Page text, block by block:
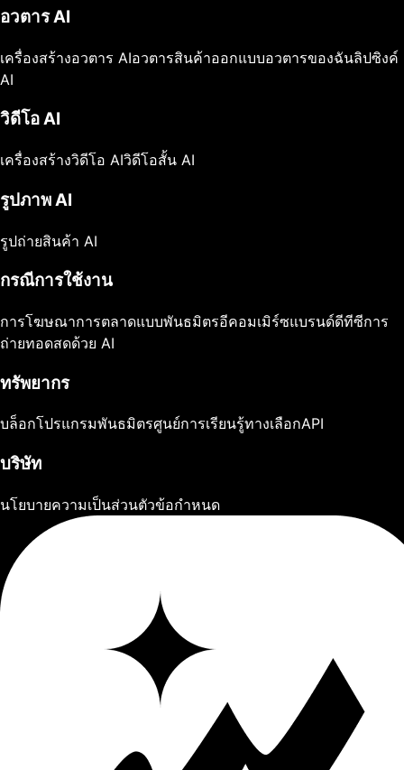
อวตาร AI
เครื่องสร้างอวตาร AIอวตารสินค้าออกแบบอวตารของฉันลิปซิงค์
AI
วิดีโอ AI
เครื่องสร้างวิดีโอ AIวิดีโอสั้น AI
รูปภาพ AI
รูปถ่ายสินค้า AI
กรณีการใช้งาน
การโฆษณาการตลาดแบบพันธมิตรอีคอมเมิร์ซแบรนด์ดีทีซีการ
ถ่ายทอดสดด้วย AI
ทรัพยากร
บล็อกโปรแกรมพันธมิตรศูนย์การเรียนรู้ทางเลือกAPI
บริษัท
นโยบายความเป็นส่วนตัวข้อกำหนด